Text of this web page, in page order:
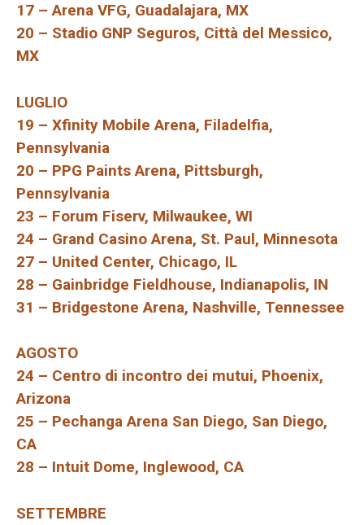
17 – Arena VFG, Guadalajara, MX
20 – Stadio GNP Seguros, Città del Messico,
MX
LUGLIO
19 – Xfinity Mobile Arena, Filadelfia,
Pennsylvania
20 – PPG Paints Arena, Pittsburgh,
Pennsylvania
23 – Forum Fiserv, Milwaukee, WI
24 – Grand Casino Arena, St. Paul, Minnesota
27 – United Center, Chicago, IL
28 – Gainbridge Fieldhouse, Indianapolis, IN
31 – Bridgestone Arena, Nashville, Tennessee
AGOSTO
24 – Centro di incontro dei mutui, Phoenix,
Arizona
25 – Pechanga Arena San Diego, San Diego,
CA
28 – Intuit Dome, Inglewood, CA
SETTEMBRE